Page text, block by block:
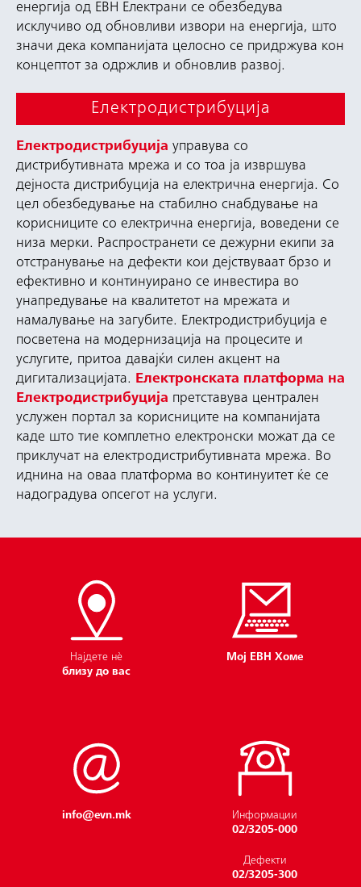
енергија од ЕВН Електрани се обезбедува
исклучиво од обновливи извори на енергија, што
значи дека компанијата целосно се придржува кон
концептот за одржлив и обновлив развој.
Електродистрибуција
Електродистрибуција управува со
дистрибутивната мрежа и со тоа ја извршува
дејноста дистрибуција на електрична енергија. Со
цел обезбедување на стабилно снабдување на
корисниците со електрична енергија, воведени се
низа мерки. Распространети се дежурни екипи за
отстранување на дефекти кои дејствуваат брзо и
ефективно и континуирано се инвестира во
унапредување на квалитетот на мрежата и
намалување на загубите. Електродистрибуција е
посветена на модернизација на процесите и
услугите, притоа давајќи силен акцент на
дигитализацијата. Електронската платформа на
Електродистрибуција претставува централен
услужен портал за корисниците на компанијата
каде што тие комплетно електронски можат да се
приклучат на електродистрибутивната мрежа. Во
иднина на оваа платформа во континуитет ќе се
надоградува опсегот на услуги.
Најдете нѐ
близу до вас
Мој ЕВН Хоме
info@evn.mk
Информации
02/3205-000
Дефекти
02/3205-300